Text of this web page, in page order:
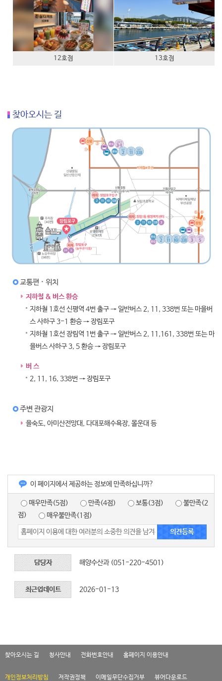
12호점 13호점
찾아오시는 길
교통편 · 위치
지하철 & 버스 환승
지하철 1호선 신평역 4번 출구 → 일반버스 2, 11, 338번 또는 마을버
스 사하구 3-1 환승 → 장림포구
지하철 1호선 장림역 1번 출구 → 일반버스 2, 11,161, 338번 또는 마
을버스 사하구 3, 5 환승 → 장림포구
버 스
2, 11, 16, 338번 → 장림포구
주변 관광지
을숙도, 아미산전망대, 다대포해수욕장, 몰운대 등
이 페이지에서 제공하는 정보에 만족하십니까?
매우만족(5점) 만족(4점) 보통(3점)
점)
매우불만족(1점)
담당자 해양수산과 (051-220-4501)
최근업데이트 2026-01-13
찾아오시는 길 청사안내 전화번호안내 홈페이지 이용안내
개인정보처리방침 저작권정책 이메일무단수집거부 뷰어다운로드